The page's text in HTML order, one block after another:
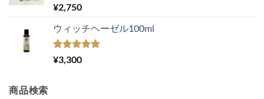
5段階中
5.00
¥2,750
ウィッチヘーゼル100ml
5段階中
5.00
¥3,300
商品検索